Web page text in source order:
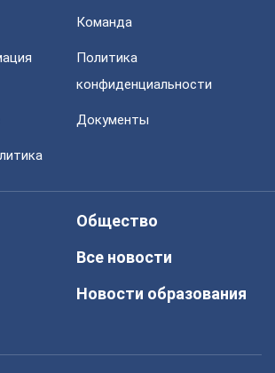
Команда
Политика
конфиденциальности
Документы
Общество
Все новости
Новости образования